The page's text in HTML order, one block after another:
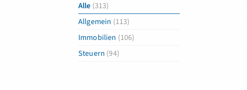
Alle (313)
Allgemein (113)
Immobilien (106)
Steuern (94)